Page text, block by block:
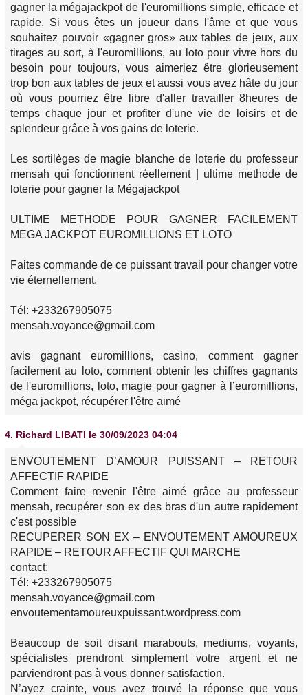
gagner la mégajackpot de l'euromillions simple, efficace et
rapide. Si vous êtes un joueur dans l'âme et que vous
souhaitez pouvoir «gagner gros» aux tables de jeux, aux
tirages au sort, à l'euromillions, au loto pour vivre hors du
besoin pour toujours, vous aimeriez être glorieusement
trop bon aux tables de jeux et aussi vous avez hâte du jour
où vous pourriez être libre d'aller travailler 8heures de
temps chaque jour et profiter d'une vie de loisirs et de
splendeur grâce à vos gains de loterie.
Les sortilèges de magie blanche de loterie du professeur
mensah qui fonctionnent réellement | ultime methode de
loterie pour gagner la Mégajackpot
ULTIME METHODE POUR GAGNER FACILEMENT
MEGA JACKPOT EUROMILLIONS ET LOTO
Faites commande de ce puissant travail pour changer votre
vie éternellement.
Tél: +233267905075
mensah.voyance@gmail.com
avis gagnant euromillions, casino, comment gagner
facilement au loto, comment obtenir les chiffres gagnants
de l'euromillions, loto, magie pour gagner à l’euromillions,
méga jackpot, récupérer l'être aimé
4. Richard LIBATI le 30/09/2023 04:04
ENVOUTEMENT D’AMOUR PUISSANT – RETOUR
AFFECTIF RAPIDE
Comment faire revenir l'être aimé grâce au professeur
mensah, recupérer son ex des bras d'un autre rapidement
c'est possible
RECUPERER SON EX – ENVOUTEMENT AMOUREUX
RAPIDE – RETOUR AFFECTIF QUI MARCHE
contact:
Tél: +233267905075
mensah.voyance@gmail.com
envoutementamoureuxpuissant.wordpress.com
Beaucoup de soit disant marabouts, mediums, voyants,
spécialistes prendront simplement votre argent et ne
parviendront pas à vous donner satisfaction.
N’ayez crainte, vous avez trouvé la réponse que vous